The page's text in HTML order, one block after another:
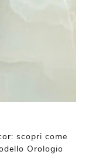
scopri come
Orologio